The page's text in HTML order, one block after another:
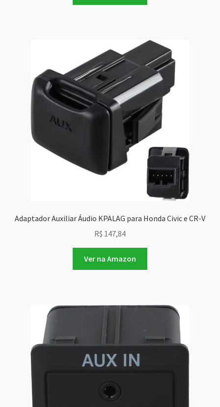
Adaptador Auxiliar Áudio KPALAG para Honda Civic e CR-V
R$ 147,84
Ver na Amazon